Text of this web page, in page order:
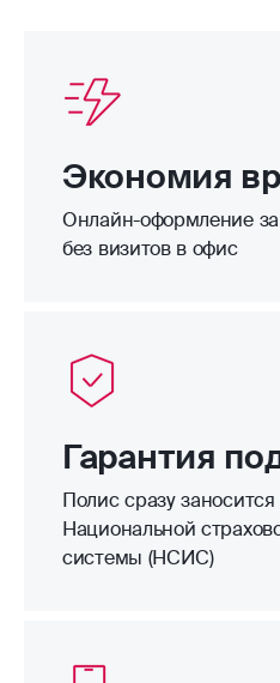
Экономия
Онлайн-оформление
без визитов в офис
Гарантия
Полис сразу заносится
Национальной
системы (НСИС)